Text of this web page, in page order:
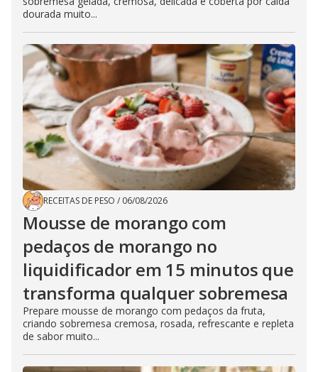
dourada muito...
RECEITAS DE PESO / 06/08/2026
Mousse de morango com
pedaços de morango no
liquidificador em 15 minutos que
transforma qualquer sobremesa
Prepare mousse de morango com pedaços da fruta,
criando sobremesa cremosa, rosada, refrescante e repleta
de sabor muito...